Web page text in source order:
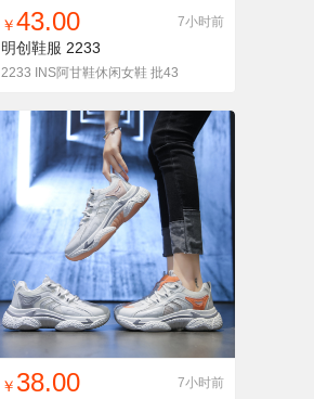
找同款 加入铺货单 收藏
￥43.00 7小时前
明创鞋服 2233
2233 INS阿甘鞋休闲女鞋 批43
找同款 加入铺货单 收藏
￥ 38.00 7小时前